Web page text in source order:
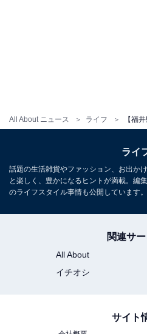
All About ニュース ライフ
ライ
話題の生活雑貨やファッション、お出か
と楽しく、豊かになるヒントが満載。編
のライフスタイル事情も公開しています。
関連サ
All About
イチオシ
サイト